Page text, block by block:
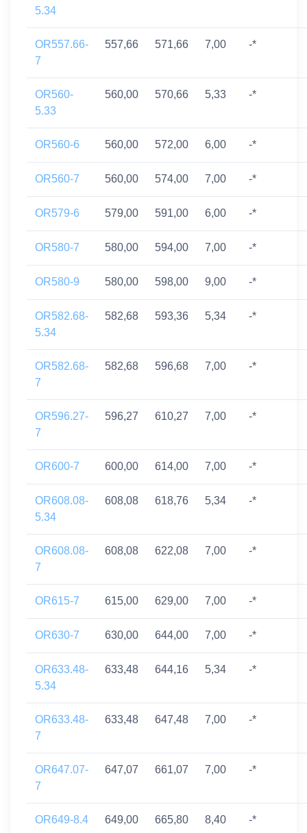
5.34
OR557.66-
7
557,66 571,66 7,00 -*
OR560-
5.33
560,00 570,66 5,33 -*
OR560-6 560,00 572,00 6,00 -*
OR560-7 560,00 574,00 7,00 -*
OR579-6 579,00 591,00 6,00 -*
OR580-7 580,00 594,00 7,00 -*
OR580-9 580,00 598,00 9,00 -*
OR582.68-
5.34
582,68 593,36 5,34 -*
OR582.68-
7
582,68 596,68 7,00 -*
OR596.27-
7
596,27 610,27 7,00 -*
OR600-7 600,00 614,00 7,00 -*
OR608.08-
5.34
608,08 618,76 5,34 -*
OR608.08-
7
608,08 622,08 7,00 -*
OR615-7 615,00 629,00 7,00 -*
OR630-7 630,00 644,00 7,00 -*
OR633.48-
5.34
633,48 644,16 5,34 -*
OR633.48-
7
633,48 647,48 7,00 -*
OR647.07-
7
647,07 661,07 7,00 -*
OR649-8.4 649,00 665,80 8,40 -*